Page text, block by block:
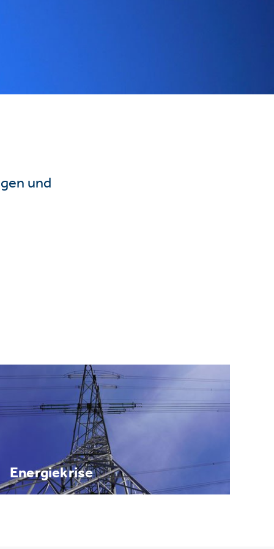
und
Energiekrise